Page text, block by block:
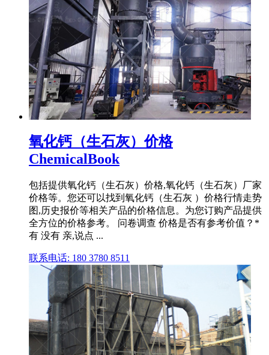
氧化钙（生石灰）价格
ChemicalBook
包括提供氧化钙（生石灰）价格,氧化钙（生石灰）厂家
价格等。您还可以找到氧化钙（生石灰 ）价格行情走势
图,历史报价等相关产品的价格信息。为您订购产品提供
全方位的价格参考。 问卷调查 价格是否有参考价值？*
有 没有 亲,说点 ...
联系电话: 180 3780 8511